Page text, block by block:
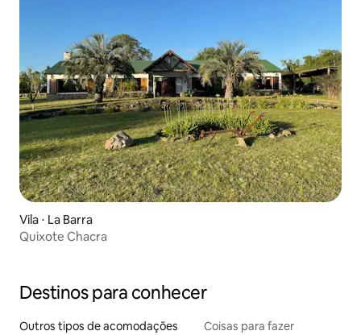
Vila ⋅ La Barra
Quixote Chacra
Destinos para conhecer
Outros tipos de acomodações Coisas para fazer